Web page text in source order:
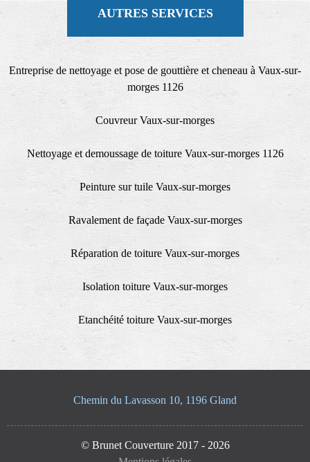
AUTRES SERVICES
Entreprise de nettoyage et pose de gouttière et cheneau à Vaux-sur-
morges 1126
Couvreur Vaux-sur-morges
Nettoyage et demoussage de toiture Vaux-sur-morges 1126
Peinture sur tuile Vaux-sur-morges
Ravalement de façade Vaux-sur-morges
Réparation de toiture Vaux-sur-morges
Isolation toiture Vaux-sur-morges
Etanchéité toiture Vaux-sur-morges
Chemin du Lavasson 10, 1196 Gland
© Brunet Couverture 2017 - 2026